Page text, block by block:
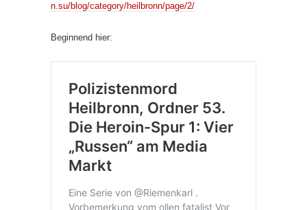
n.su/blog/category/heilbronn/page/2/
Beginnend hier: